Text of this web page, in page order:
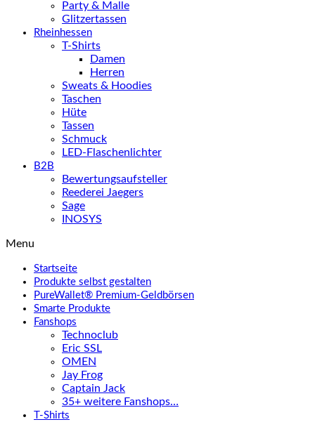
Party & Malle
Glitzertassen
Rheinhessen
T-Shirts
Damen
Herren
Sweats & Hoodies
Taschen
Hüte
Tassen
Schmuck
LED-Flaschenlichter
B2B
Bewertungsaufsteller
Reederei Jaegers
Sage
INOSYS
Menu
Startseite
Produkte selbst gestalten
PureWallet® Premium-Geldbörsen
Smarte Produkte
Fanshops
Technoclub
Eric SSL
OMEN
Jay Frog
Captain Jack
35+ weitere Fanshops…
T-Shirts